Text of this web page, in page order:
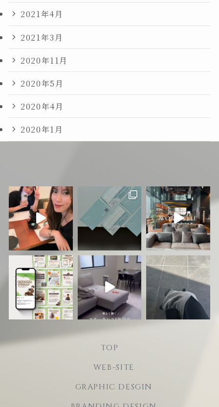
2021年4月
2021年3月
2020年11月
2020年5月
2020年4月
2020年1月
TOP
WEB-SITE
GRAPHIC DESGIN